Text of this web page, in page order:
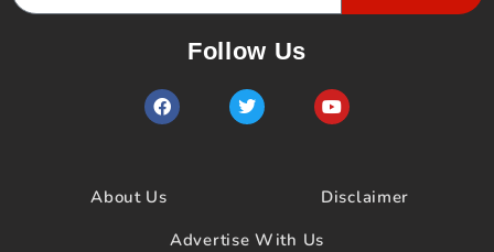
Follow Us
F
a
c
o
T
w
i
Y
o
u
e
About Us
Disclaimer
Advertise With Us